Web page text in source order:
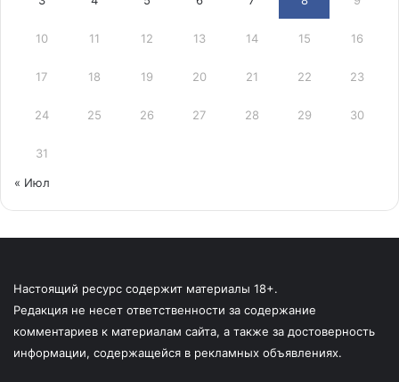
10 11 12 13 14 15 16
17 18 19 20 21 22 23
24 25 26 27 28 29 30
31
« Июл
Настоящий ресурс содержит материалы 18+.
Редакция не несет ответственности за содержание
комментариев к материалам сайта, а также за достоверность
информации, содержащейся в рекламных объявлениях.